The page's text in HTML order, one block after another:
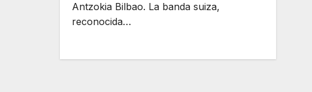
Antzokia Bilbao. La banda suiza,
reconocida…